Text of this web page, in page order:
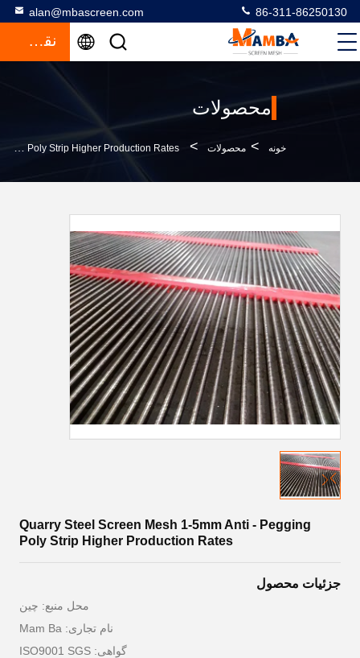
alan@mbascreen.com 86-311-86250130
نقل قول
محصولات
خونه > محصولات >
Quarry Steel Screen Mesh 1-5mm Anti - Pegging Poly Strip Higher Production Rates
Quarry Steel Screen Mesh 1-5mm Anti - Pegging
Poly Strip Higher Production Rates
جزئیات محصول
محل منبع: چین
نام تجاری: Mam Ba
گواهی: ISO9001 SGS